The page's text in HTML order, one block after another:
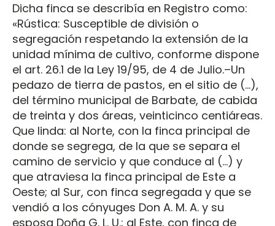
Dicha finca se describía en Registro como:
«Rústica: Susceptible de división o
segregación respetando la extensión de la
unidad mínima de cultivo, conforme dispone
el art. 26.1 de la Ley 19/95, de 4 de Julio.–Un
pedazo de tierra de pastos, en el sitio de (…),
del término municipal de Barbate, de cabida
de treinta y dos áreas, veinticinco centiáreas.
Que linda: al Norte, con la finca principal de
donde se segrega, de la que se separa el
camino de servicio y que conduce al (…) y
que atraviesa la finca principal de Este a
Oeste; al Sur, con finca segregada y que se
vendió a los cónyuges Don A. M. A. y su
esposa Doña G. L. U.; al Este, con finca de